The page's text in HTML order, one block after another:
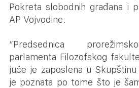
Pokreta slobodnih građana i
AP Vojvodine.
“Predsednica
parlamenta Filozofskog
juče je zaposlena u Skupštinu
je poznata po tome što je